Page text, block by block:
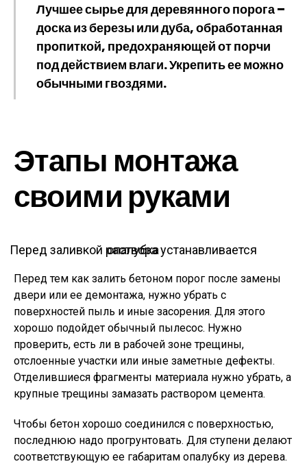
Лучшее сырье для деревянного порога –
доска из березы или дуба, обработанная
пропиткой, предохраняющей от порчи
под действием влаги. Укрепить ее можно
обычными гвоздями.
Этапы монтажа
своими руками
Перед заливкой раствора устанавливается опалубка
Перед тем как залить бетоном порог после замены
двери или ее демонтажа, нужно убрать с
поверхностей пыль и иные засорения. Для этого
хорошо подойдет обычный пылесос. Нужно
проверить, есть ли в рабочей зоне трещины,
отслоенные участки или иные заметные дефекты.
Отделившиеся фрагменты материала нужно убрать, а
крупные трещины замазать раствором цемента.
Чтобы бетон хорошо соединился с поверхностью,
последнюю надо прогрунтовать. Для ступени делают
соответствующую ее габаритам опалубку из дерева.